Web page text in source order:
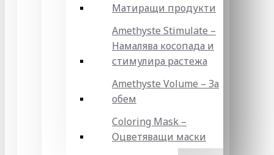
Матиращи продукти
Amethyste Stimulate –
Намалява косопада и
стимулира растежа
Amethyste Volume – За
обем
Coloring Mask –
Оцветяващи маски